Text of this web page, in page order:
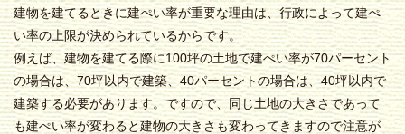
建物を建てるときに建ぺい率が重要な理由は、行政によって建ぺ
い率の上限が決められているからです。
例えば、建物を建てる際に100坪の土地で建ぺい率が70パーセント
の場合は、70坪以内で建築、40パーセントの場合は、40坪以内で
建築する必要があります。ですので、同じ土地の大きさであって
も建ぺい率が変わると建物の大きさも変わってきますので注意が